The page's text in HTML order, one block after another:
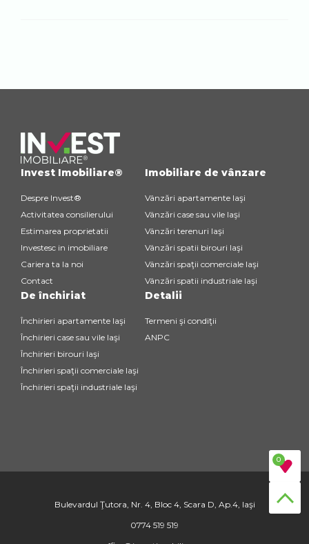
0
Invest Imobiliare®
Despre Invest®
Activitatea consilierului
Estimarea proprietatii
Investesc in imobiliare
Cariera ta la noi
Contact
Imobiliare de vânzare
Vânzări apartamente Iaşi
Vânzări case sau vile Iaşi
Vânzări terenuri Iaşi
Vânzări spatii birouri Iaşi
Vânzări spaţii comerciale Iaşi
Vânzări spatii industriale Iaşi
De închiriat
Închirieri apartamente Iaşi
Închirieri case sau vile Iaşi
Închirieri birouri Iaşi
Închirieri spaţii comerciale Iaşi
Închirieri spaţii industriale Iaşi
Detalii
Termeni şi condiţii
ANPC
Bulevardul Ţutora, Nr. 4, Bloc 4, Scara D, Ap.4, Iaşi
0774 519 519